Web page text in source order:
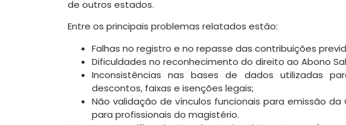
de outros estados.
Entre os principais problemas relatados estão:
Falhas no registro e no repasse das contribuições
Dificuldades no reconhecimento do direito ao Abono
Inconsistências nas bases de dados utilizadas
descontos, faixas e isenções legais;
Não validação de vínculos funcionais para emissão da
para profissionais do magistério.